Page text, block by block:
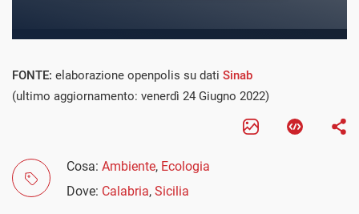
FONTE: elaborazione openpolis su dati Sinab
(ultimo aggiornamento: venerdì 24 Giugno 2022)
Cosa: Ambiente, Ecologia
Dove: Calabria, Sicilia